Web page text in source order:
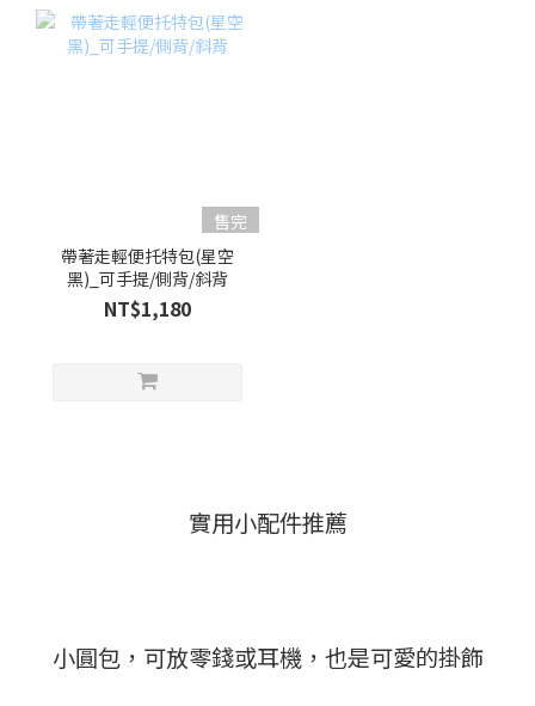
售完
帶著走輕便托特包(星空
黑)_可手提/側背/斜背
NT$1,180
實用小配件推薦
小圓包，可放零錢或耳機，也是可愛的掛飾